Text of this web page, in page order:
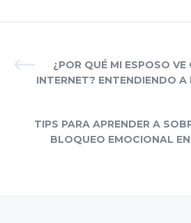
¿POR QUÉ MI ESPOSO VE
INTERNET? ENTENDIENDO
TIPS PARA APRENDER A
BLOQUEO EMOCIONAL